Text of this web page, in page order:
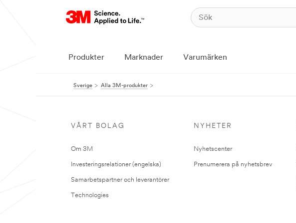
Produkter Marknader Varumärken
Sverige Alla 3M-produkter
VÅRT BOLAG
Om 3M
Investeringsrelationer (engelska)
Samarbetspartner och leverantörer
Technologies
NYHETER
Nyhetscenter
Prenumerera på nyhetsbrev